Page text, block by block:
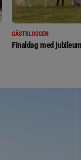
GÄSTBLOGGEN
Finaldag med